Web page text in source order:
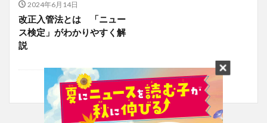
2024年6月14日
改正入管法とは 「ニュー
ス検定」がわかりやすく解
説